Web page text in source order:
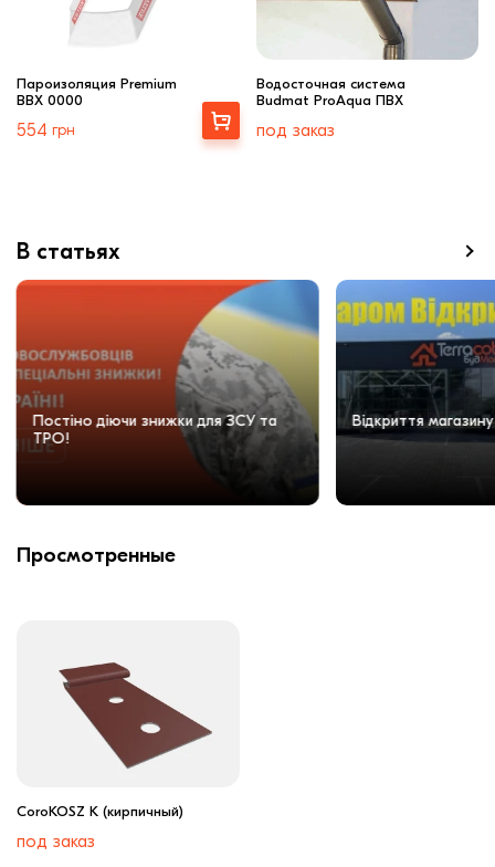
Пароизоляция Premium
BBX 0000
554 грн
Выбрать
Водосточная система
Budmat ProAqua ПВХ
под заказ
В статьях
Постіно діючи знижки для ЗСУ та
ТРО!
Відкриття магазину
Просмотренные
CoroKOSZ K (кирпичный)
под заказ